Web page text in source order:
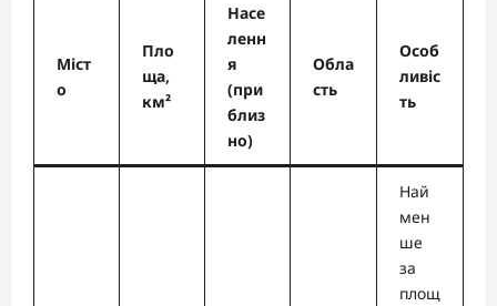
Міст
о
Пло
ща,
км²
Насе
ленн
я
(при
близ
но)
Обла
сть
Особ
ливіс
ть
Най
мен
ше
за
площ